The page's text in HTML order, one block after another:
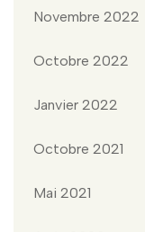
Novembre 2022
Octobre 2022
Janvier 2022
Octobre 2021
Mai 2021